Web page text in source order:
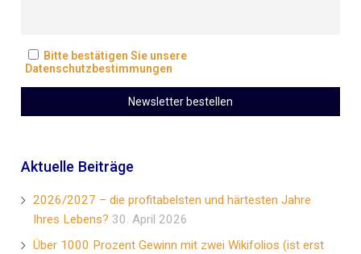
Bitte bestätigen Sie unsere
Datenschutzbestimmungen
Aktuelle Beiträge
2026/2027 – die profitabelsten und härtesten Jahre
Ihres Lebens? 30. April 2026
Über 1000 Prozent Gewinn mit zwei Wikifolios (ist erst